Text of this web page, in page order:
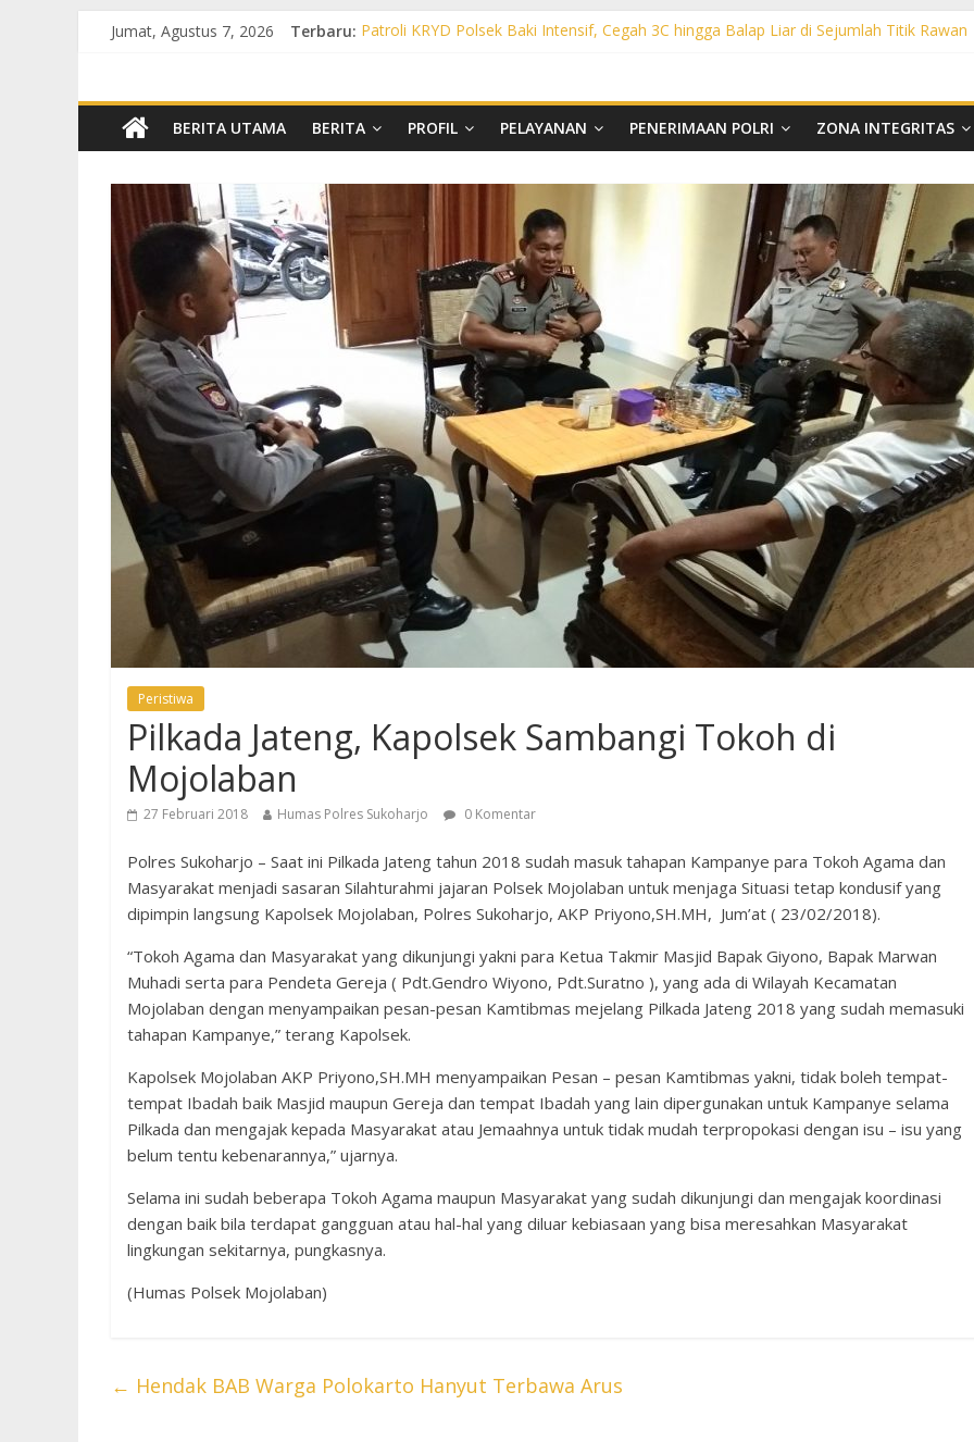
Jumat, Agustus 7, 2026 Terbaru: Patroli KRYD Polsek Baki Intensif, Cegah 3C hingga Balap Liar di Sejumlah Titik Rawan
Patroli Blue Light KRYD Polsek Bendosari Sasar Objek Vital, Polisi Ajak Warga
Patroli Blue Light KRYD Polsek Kartasura Sasar Titik Rawan, Cegah Kejahatan 3C
BERITA UTAMA BERITA PROFIL PELAYANAN PENERIMAAN POLRI ZONA INTEGRITAS
Peristiwa
Pilkada Jateng, Kapolsek Sambangi Tokoh di
Mojolaban
27 Februari 2018 Humas Polres Sukoharjo 0 Komentar
Polres Sukoharjo – Saat ini Pilkada Jateng tahun 2018 sudah masuk tahapan Kampanye para Tokoh Agama dan
Masyarakat menjadi sasaran Silahturahmi jajaran Polsek Mojolaban untuk menjaga Situasi tetap kondusif yang
dipimpin langsung Kapolsek Mojolaban, Polres Sukoharjo, AKP Priyono,SH.MH, Jum’at ( 23/02/2018).
“Tokoh Agama dan Masyarakat yang dikunjungi yakni para Ketua Takmir Masjid Bapak Giyono, Bapak Marwan
Muhadi serta para Pendeta Gereja ( Pdt.Gendro Wiyono, Pdt.Suratno ), yang ada di Wilayah Kecamatan
Mojolaban dengan menyampaikan pesan-pesan Kamtibmas mejelang Pilkada Jateng 2018 yang sudah memasuki
tahapan Kampanye,” terang Kapolsek.
Kapolsek Mojolaban AKP Priyono,SH.MH menyampaikan Pesan – pesan Kamtibmas yakni, tidak boleh tempat-
tempat Ibadah baik Masjid maupun Gereja dan tempat Ibadah yang lain dipergunakan untuk Kampanye selama
Pilkada dan mengajak kepada Masyarakat atau Jemaahnya untuk tidak mudah terpropokasi dengan isu – isu yang
belum tentu kebenarannya,” ujarnya.
Selama ini sudah beberapa Tokoh Agama maupun Masyarakat yang sudah dikunjungi dan mengajak koordinasi
dengan baik bila terdapat gangguan atau hal-hal yang diluar kebiasaan yang bisa meresahkan Masyarakat
lingkungan sekitarnya, pungkasnya.
(Humas Polsek Mojolaban)
← Hendak BAB Warga Polokarto Hanyut Terbawa Arus